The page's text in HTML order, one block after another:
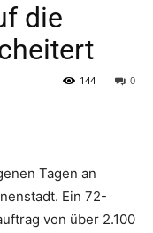
die
0
144
Tagen an
Ein 72-
von über 2.100